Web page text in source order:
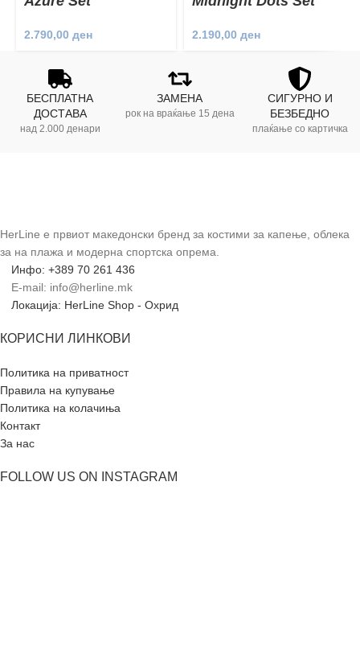
2.790,00 ден 2.190,00 ден
БЕСПЛАТНА
ДОСТАВА
над 2.000 денари
ЗАМЕНА
рок на враќање 15 дена
СИГУРНО И
БЕЗБЕДНО
плаќање со картичка
HerLine е првиот македонски бренд за костими за капење, облека
за на плажа и модерна спортска опрема.
Инфо: +389 70 261 436
E-mail: info@herline.mk
Локација: HerLine Shop - Охрид
КОРИСНИ ЛИНКОВИ
Политика на приватност
Правила на купување
Политика на колачиња
Контакт
За нас
FOLLOW US ON INSTAGRAM